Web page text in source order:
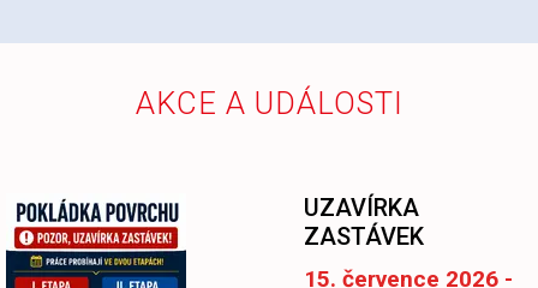
AKCE A UDÁLOSTI
UZAVÍRKA
ZASTÁVEK
15. července 2026 -